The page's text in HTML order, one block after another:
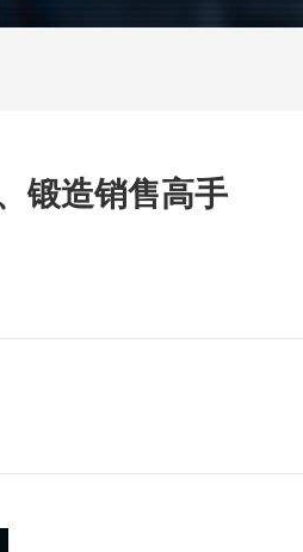
锻造销售高手